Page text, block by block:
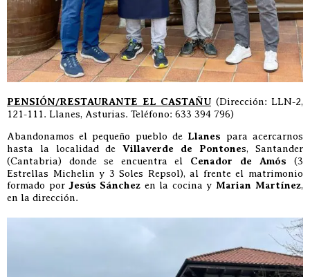
PENSIÓN/RESTAURANTE EL CASTAÑU (Dirección: LLN-2,
121-111. Llanes, Asturias. Teléfono: 633 394 796)
Abandonamos el pequeño pueblo de Llanes para acercarnos
hasta la localidad de Villaverde de Pontones, Santander
(Cantabria) donde se encuentra el Cenador de Amós (3
Estrellas Michelin y 3 Soles Repsol), al frente el matrimonio
formado por Jesús Sánchez en la cocina y Marian Martínez,
en la dirección.